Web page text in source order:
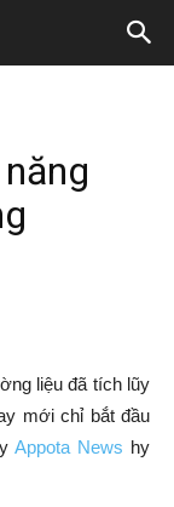
liệu đã tích lũy
mới chỉ bắt đầu
Appota News hy